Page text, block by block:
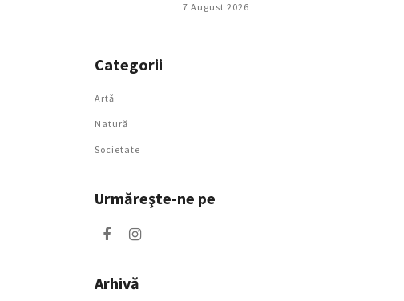
7 August 2026
Categorii
Artǎ
Natură
Societate
Urmăreşte-ne pe
Arhivă